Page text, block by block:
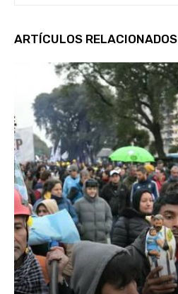
ARTÍCULOS RELACIONADOS